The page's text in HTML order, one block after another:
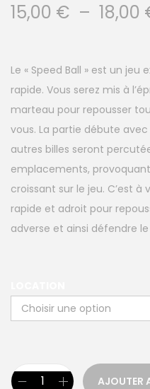
15,00 € – 18,00
Le « Speed Ball » est un
rapide. Vous serez mis à
marteau pour repousser
vous. La partie débute
autres billes seront
emplacements,
croissant sur le jeu. C’est
rapide et adroit pour
adverse et ainsi défendre
AJOUTER